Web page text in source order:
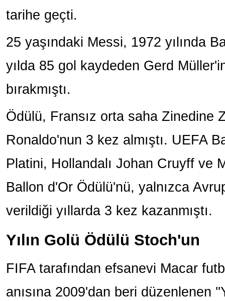
tarihe geçti.
25 yaşındaki Messi, 1972 yılında
yılda 85 gol kaydeden Gerd
bırakmıştı.
Ödülü, Fransız orta saha Zinedine
Ronaldo'nun 3 kez almıştı. UEFA
Platini, Hollandalı Johan Cruyff ve
Ballon d'Or Ödülü'nü, yalnızca
verildiği yıllarda 3 kez kazanmıştı.
Yılın Golü Ödülü Stoch'un
FIFA tarafından efsanevi Macar
anısına 2009'dan beri düzenlenen